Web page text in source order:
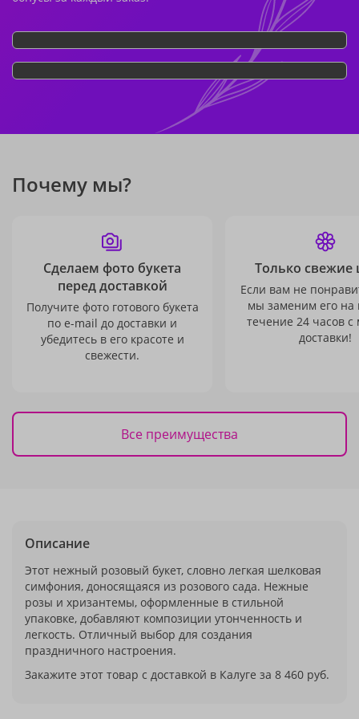
Почему мы?
Сделаем фото букета
перед доставкой
Получите фото готового букета
по e-mail до доставки и
убедитесь в его красоте и
свежести.
Только свежие
Если вам не
мы заменим его на
течение 24 часов с
доставки!
Все преимущества
Описание
Этот нежный розовый букет, словно легкая шелковая
симфония, доносящаяся из розового сада. Нежные
розы и хризантемы, оформленные в стильной
упаковке, добавляют композиции утонченность и
легкость. Отличный выбор для создания
праздничного настроения.
Закажите этот товар с доставкой в Калуге за 8 460 руб.